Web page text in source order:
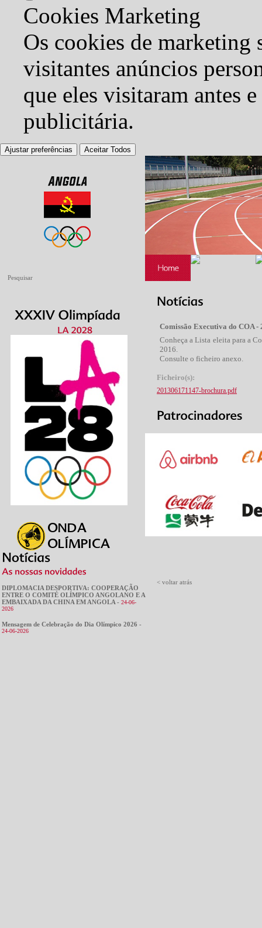
Cookies Marketing
Os cookies de marketing
visitantes anúncios
que eles visitaram antes
publicitária.
Ajustar preferências Aceitar Todos
DIPLOMACIA DESPORTIVA: COOPERAÇÃO
ENTRE O COMITÉ OLÍMPICO ANGOLANO E A
EMBAIXADA DA CHINA EM ANGOLA - 24-06-
2026
Mensagem de Celebração do Dia Olímpico 2026 -
24-06-2026
Comissão Executiva do COA -
Conheça a Lista eleita para a
2016.
Consulte o ficheiro anexo.
Ficheiro(s):
201306171147-brochura.pdf
< voltar atrás